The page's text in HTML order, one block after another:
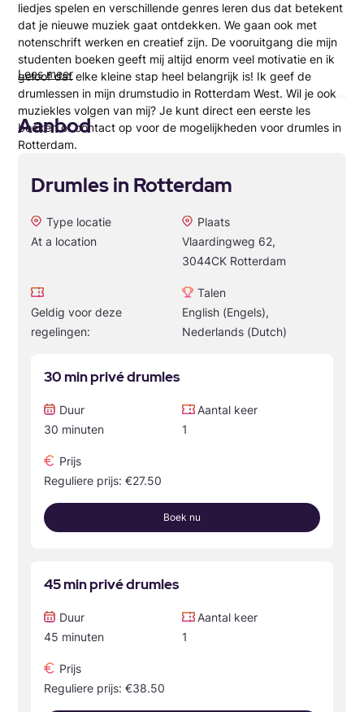
liedjes spelen en verschillende genres leren dus dat betekent
dat je nieuwe muziek gaat ontdekken. We gaan ook met
notenschrift werken en creatief zijn. De vooruitgang die mijn
studenten boeken geeft mij altijd enorm veel motivatie en ik
geloof dat elke kleine stap heel belangrijk is! Ik geef de
drumlessen in mijn drumstudio in Rotterdam West. Wil je ook
muziekles volgen van mij? Je kunt direct een eerste les
boeken of contact op voor de mogelijkheden voor drumles in
Rotterdam.
Lees meer
Aanbod
Drumles in Rotterdam
Type locatie
At a location
Plaats
Vlaardingweg 62,
3044CK Rotterdam
Geldig voor deze
regelingen:
Talen
English (Engels),
Nederlands (Dutch)
30 min privé drumles
Duur
30 minuten
Aantal keer
1
Prijs
Reguliere prijs: €27.50
Boek nu
45 min privé drumles
Duur
45 minuten
Aantal keer
1
Prijs
Reguliere prijs: €38.50